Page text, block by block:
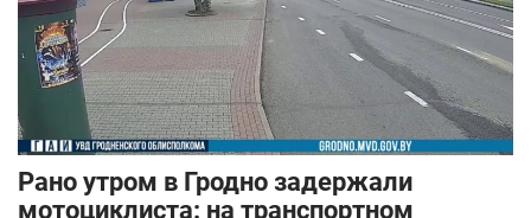
Рано утром в Гродно задержали
мотоциклиста: на транспортном